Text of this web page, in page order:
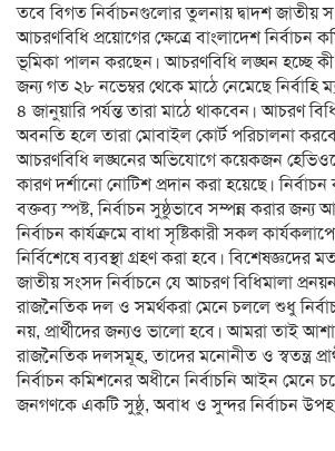
তবে বিগত নির্বাচনগুলোর তুলনায় দ্বাদশ জাতীয়
আচরণবিধি প্রয়োগের ক্ষেত্রে বাংলাদেশ নির্বাচন
ভূমিকা পালন করছেন। আচরণবিধি লঙ্ঘন হচ্ছে
জন্য গত ২৮ নভেম্বর থেকে মাঠে নেমেছে নির্বাহি
৪ জানুয়ারি পর্যন্ত তারা মাঠে থাকবেন। আচরণ
অবনতি হলে তারা মোবাইল কোর্ট পরিচালনা
আচরণবিধি লঙ্ঘনের অভিযোগে কয়েকজন
কারণ দর্শানো নোটিশ প্রদান করা হয়েছে।
বক্তব্য স্পষ্ট, নির্বাচন সুষ্ঠুভাবে সম্পন্ন করার জন্য
নির্বাচন কার্যক্রমে বাধা সৃষ্টিকারী সকল
নির্বিশেষে ব্যবস্থা গ্রহণ করা হবে। বিশেষজ্ঞদের
জাতীয় সংসদ নির্বাচনে যে আচরণ বিধিমালা প্রনয়ন
রাজনৈতিক দল ও সমর্থকরা মেনে চললে শুধু
নয়, প্রার্থীদের জন্যও ভালো হবে। আমরা তাই
রাজনৈতিক দলসমূহ, তাদের মনোনীত ও স্বতন্ত্র
নির্বাচন কমিশনের অধীনে নির্বাচনি আইন মেনে
জনগণকেএকটি সুষ্ঠু, অবাধ ও সুন্দর নির্বাচন